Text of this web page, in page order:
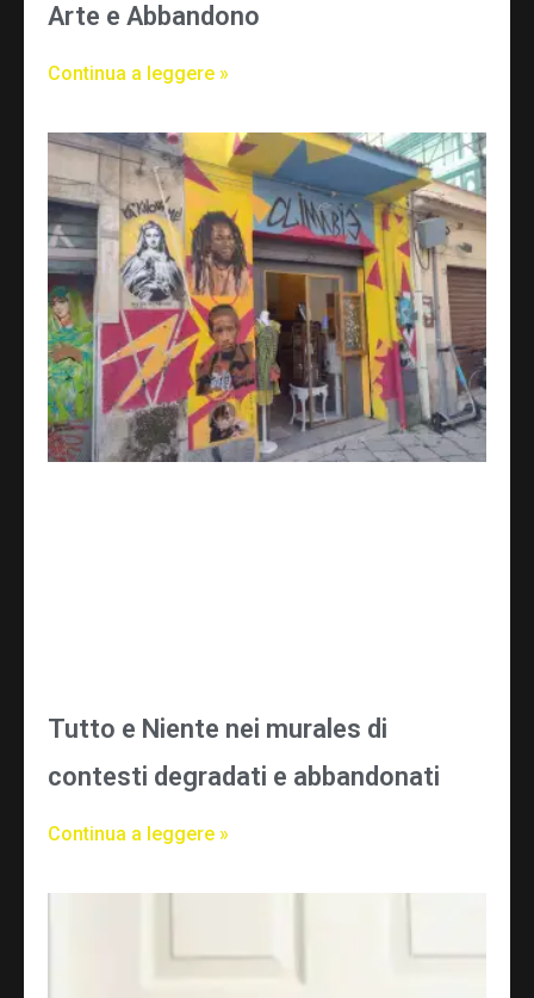
Arte e Abbandono
Continua a leggere »
Tutto e Niente nei murales di
contesti degradati e abbandonati
Continua a leggere »